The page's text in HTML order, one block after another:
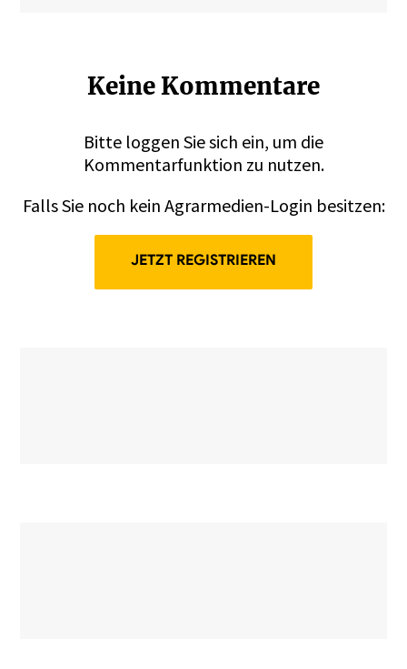
Keine Kommentare
Bitte loggen Sie sich ein, um die
Kommentarfunktion zu nutzen.
Falls Sie noch kein Agrarmedien-Login besitzen:
JETZT REGISTRIEREN